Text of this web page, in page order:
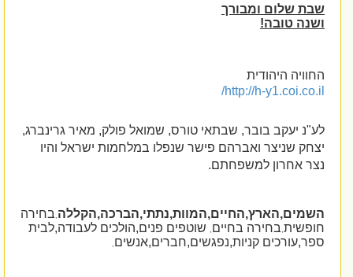
שבת שלום ומבורך
ושנה טובה!
החוויה היהודית
http://h-y1.coi.co.il
/
לע"נ יעקב בובר, שבתאי טורס, שמואל פולק, מאיר גרינברג,
יצחק שניצר ואברהם פישר שנפלו במלחמות ישראל והיו
נצר אחרון למשפחתם.
השמים,הארץ,החיים,המוות,נתתי,הברכה,הקללה,בחירה
חופשית,בחירה בחייםשוטפים פנים,הולכים לעבודה,לבית
ספר,עורכים קניות,נפגשים,חברים,אנשים,